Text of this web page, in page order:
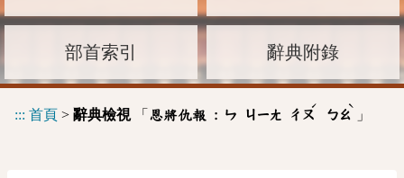
部首索引 辭典附錄
::: 首頁 > 辭典檢視「 恩將仇報 : ㄣ ㄐㄧㄤ ㄔㄡ
ˊ
ㄅㄠ
ˋ
」